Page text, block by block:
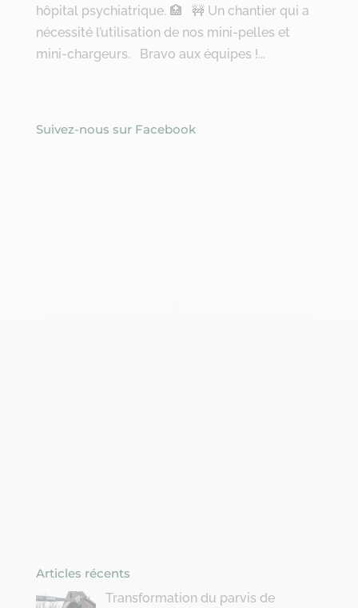
hôpital psychiatrique. 🏥 🚧 Un chantier qui a
nécessité l’utilisation de nos mini-pelles et
mini-chargeurs. Bravo aux équipes !...
Suivez-nous sur Facebook
Articles récents
Transformation du parvis de